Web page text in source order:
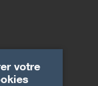
votre